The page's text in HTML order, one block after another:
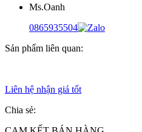
Ms.Oanh
0865935504
Sản phẩm liên quan:
Liên hệ nhận giá tốt
Chia sẻ: